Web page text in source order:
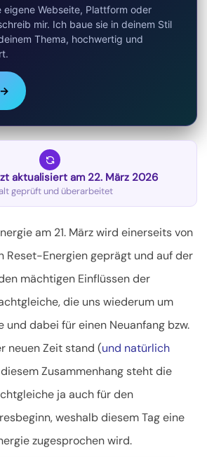
eigene Webseite, Plattform oder
mir. Ich baue sie in deinem Stil
Thema, hochwertig und
aktualisiert am 22. März 2026
geprüft und überarbeitet
am 21. März wird einerseits von
Reset-Energien geprägt und auf der
mächtigen Einflüssen der
die uns wiederum um
dabei für einen Neuanfang bzw.
neuen Zeit stand (und natürlich
Zusammenhang steht die
ja auch für den
weshalb diesem Tag eine
zugesprochen wird.